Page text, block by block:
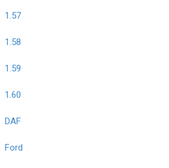
1.57
1.58
1.59
1.60
DAF
Ford